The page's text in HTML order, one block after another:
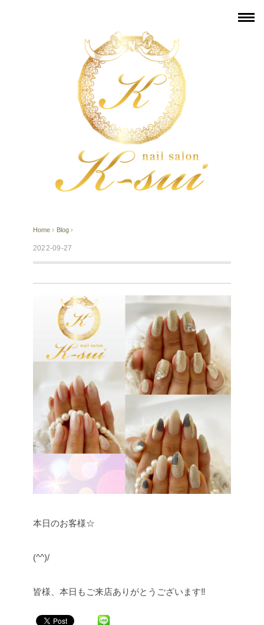
Home › Blog ›
2022-09-27
本日のお客様☆
(^^)/
皆様、本日もご来店ありがとうございます‼︎